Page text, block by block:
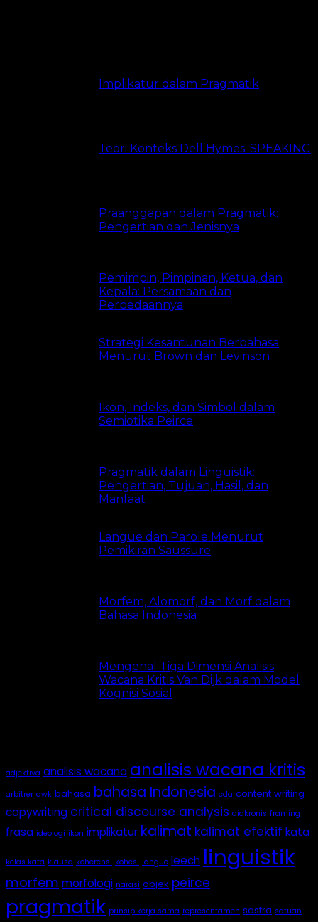
Implikatur dalam Pragmatik
Teori Konteks Dell Hymes: SPEAKING
Praanggapan dalam Pragmatik:
Pengertian dan Jenisnya
Pemimpin, Pimpinan, Ketua, dan
Kepala: Persamaan dan
Perbedaannya
Strategi Kesantunan Berbahasa
Menurut Brown dan Levinson
Ikon, Indeks, dan Simbol dalam
Semiotika Peirce
Pragmatik dalam Linguistik:
Pengertian, Tujuan, Hasil, dan
Manfaat
Langue dan Parole Menurut
Pemikiran Saussure
Morfem, Alomorf, dan Morf dalam
Bahasa Indonesia
Mengenal Tiga Dimensi Analisis
Wacana Kritis Van Dijk dalam Model
Kognisi Sosial
adjektiva analisis wacana analisis wacana kritis
arbitrer awk bahasa bahasa Indonesia cda content writing
copywriting critical discourse analysis diakronis framing
frasa ideologi ikon implikatur kalimat kalimat efektif kata
kelas kata klausa koherensi kohesi langue leech linguistik
morfem morfologi narasi objek peirce
pragmatik prinsip kerja sama representamen sastra satuan